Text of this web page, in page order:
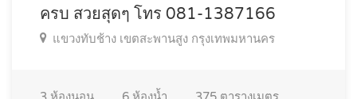
ครบ สวยสุดๆ โทร 081-1387166
แขวงทับช้าง เขตสะพานสูง กรุงเทพมหานคร